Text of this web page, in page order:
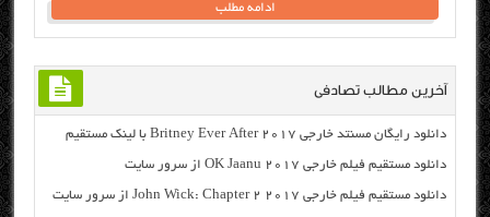
ادامه مطلب
آخرین مطالب تصادفی
دانلود رایگان مسنتد خارجی Britney Ever After 2017 با لینک مستقیم
دانلود مستقیم فیلم خارجی OK Jaanu 2017 از سرور سایت
دانلود مستقیم فیلم خارجی John Wick: Chapter 2 2017 از سرور سایت